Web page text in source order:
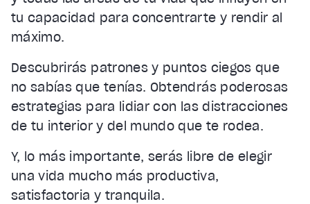
tu capacidad para concentrarte y rendir al
máximo.
Descubrirás patrones y puntos ciegos que
no sabías que tenías. Obtendrás poderosas
estrategias para lidiar con las distracciones
de tu interior y del mundo que te rodea.
Y, lo más importante, serás libre de elegir
una vida mucho más productiva,
satisfactoria y tranquila.